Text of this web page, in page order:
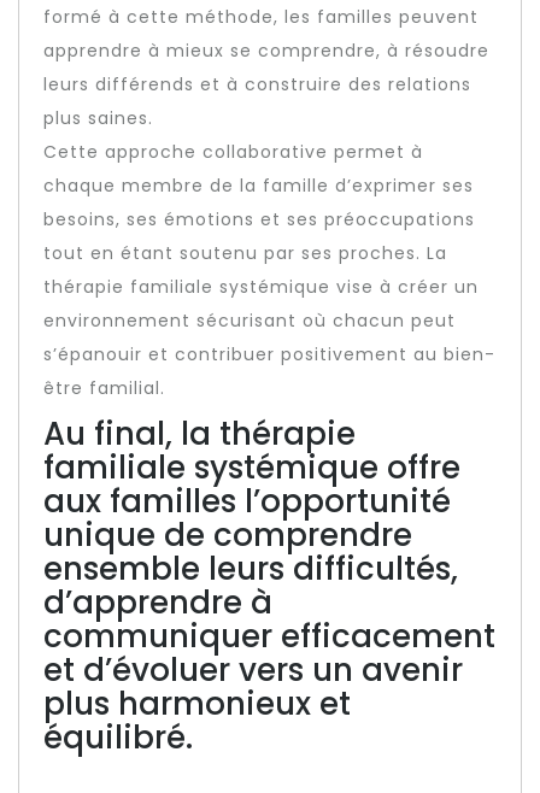
formé à cette méthode, les familles peuvent
apprendre à mieux se comprendre, à résoudre
leurs différends et à construire des relations
plus saines.
Cette approche collaborative permet à
chaque membre de la famille d’exprimer ses
besoins, ses émotions et ses préoccupations
tout en étant soutenu par ses proches. La
thérapie familiale systémique vise à créer un
environnement sécurisant où chacun peut
s’épanouir et contribuer positivement au bien-
être familial.
Au final, la thérapie
familiale systémique offre
aux familles l’opportunité
unique de comprendre
ensemble leurs difficultés,
d’apprendre à
communiquer efficacement
et d’évoluer vers un avenir
plus harmonieux et
équilibré.